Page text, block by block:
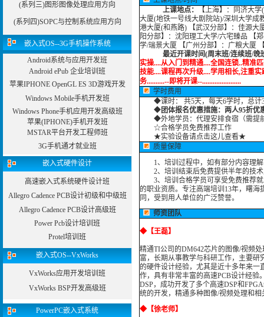
(系列三)图形图像处理应用方向
(系列四)SOPC与控制系统应用方向
嵌入式OS--3G手机操作系统
Android系统与应用开发班
Android ePub 企业培训班
苹果IPHONE OpenGL ES 3D游戏开发
Windows Mobile手机开发班
Windows Phone手机应用开发高级班
苹果(IPHONE)手机开发班
MSTAR平台开发工程师班
3G手机通才就业班
嵌入式硬件设计
高速嵌入式系统硬件设计班
Allegro Cadence PCB设计初级和中级班
Allegro Cadence PCB设计高级班
Power Pcb设计培训班
Protel培训班
嵌入式OS--VxWorks
VxWorks应用开发培训班
VxWorks BSP开发高级班
PowerPC嵌入式系统
上课地点：
【上海】：同济大
大厦(地铁一号线大剧院站)/深圳大学成
港大厦(和燕路) 【武汉分部】：佳源大
阳分部】：沈阳理工大学/六宅臻品 【
学/瑞景大厦 【广州分部】：广粮大厦
最近开课时间(周末班/连续班/晚
实操....从入门到精通....全国连锁..精准
技能....课程再次升级....学用相长,注重
务..........--即将开课--......................
学时费用
◆课时： 共5天，每天6学时，总计
◆团体报名优惠措施：两人95折优
◆外地学员：代理安排食宿（需提
☆合格学员免费推荐工作
★实验设备请点击这儿查看★
质量保障
1、培训过程中，如有部分内容理解
2、培训结束后免费提供半年的技术
3、培训合格学员可享受免费推荐就
的职业资质。专注高端培训13年，曙
同，受到用人单位的广泛赞誉。
师资团队
◆【王磊】
精通TI公司的DM642芯片的图像/视频
富，长期从事教学与科研工作，主要研
的硬件设计经验，尤其是近十多年来一
作，具有非常丰富的高速PCB设计经验
DSP，成功开发了多个高速DSP和
统的开发，精通多种图像/视频处理和
◆【徐老师】